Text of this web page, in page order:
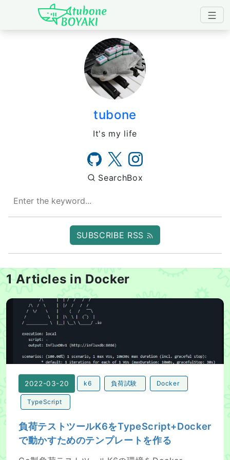
Japanese IT Developer's
tubone
It's my life
SearchBox
SUBSCRIBE RSS
1 Articles in Docker
負荷テストツールK6をTypeScript+Dockerで動かすため
2022-03-20 k6 負荷試験 Docker
TypeScript
負荷テストツールK6をTypeScript+Docker
で動かすためのテンプレートを作る